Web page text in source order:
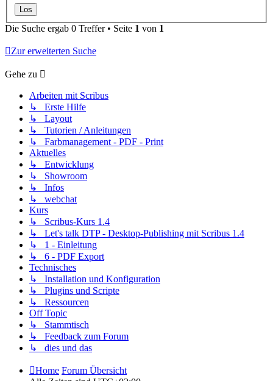
Die Suche ergab 0 Treffer • Seite 1 von 1
Zur erweiterten Suche
Gehe zu
Arbeiten mit Scribus
↳ Erste Hilfe
↳ Layout
↳ Tutorien / Anleitungen
↳ Farbmanagement - PDF - Print
Aktuelles
↳ Entwicklung
↳ Showroom
↳ Infos
↳ webchat
Kurs
↳ Scribus-Kurs 1.4
↳ Let's talk DTP - Desktop-Publishing mit Scribus 1.4
↳ 1 - Einleitung
↳ 6 - PDF Export
Technisches
↳ Installation und Konfiguration
↳ Plugins und Scripte
↳ Ressourcen
Off Topic
↳ Stammtisch
↳ Feedback zum Forum
↳ dies und das
Home Forum Übersicht